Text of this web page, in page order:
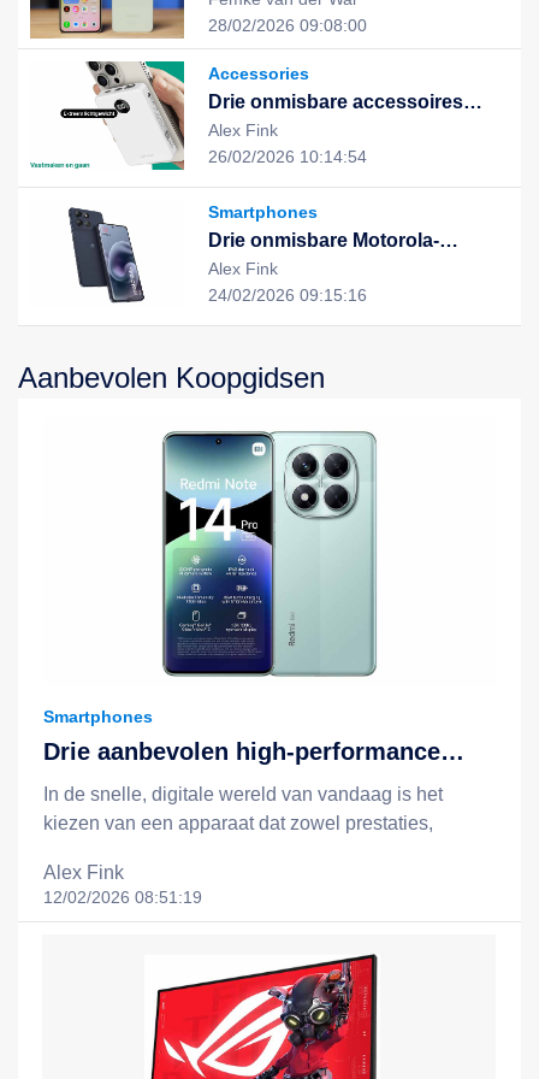
uitstekende prestaties en stijlvol
28/02/2026 09:08:00
Accessories
Drie onmisbare accessoires
voor een slimme, duurzame en
geïntegreerde digitale ervaring
Alex Fink
26/02/2026 10:14:54
Smartphones
Drie onmisbare Motorola-
apparaten voor een slimme,
efficiënte en duurzame digitale
Alex Fink
24/02/2026 09:15:16
Aanbevolen Koopgidsen
Smartphones
Drie aanbevolen high-performance
apparaten: Redmi Note 14, Redmi
Note 14 Pro 5G en het Xiaomi 15T +
Redmi Pad 2-combinatie
In de snelle, digitale wereld van vandaag is het
kiezen van een apparaat dat zowel prestaties,
prijs biedt, essentieel voor een efficiëntere en
gelukkigere levensstijl. Xiaomi staat bekend om zijn
middel van slimme, kostenefficiënte innovaties breidt
het technologie uit tot het dagelijks leven van
mensen uit alle lagen van de samenleving. In dit
artikel nemen we drie opvallende apparaten onder
Alex Fink
12/02/2026 08:51:19